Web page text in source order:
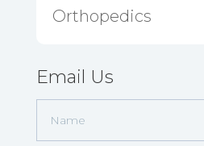
Orthopedics
Email Us